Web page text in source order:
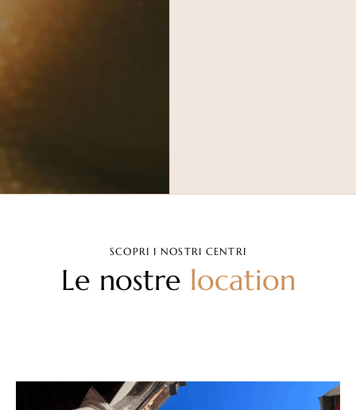
SCOPRI I NOSTRI CENTRI
Le nostre location